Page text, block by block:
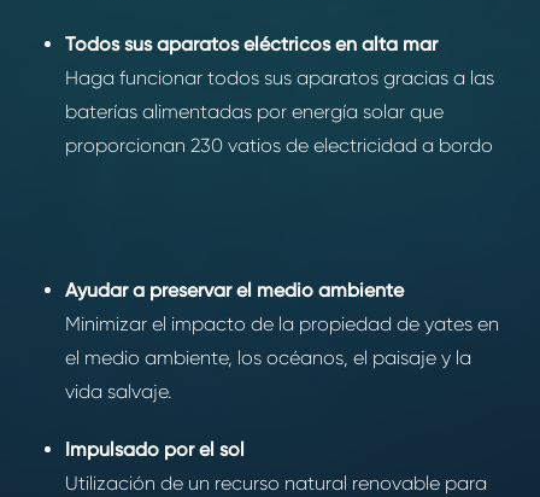
Todos sus aparatos eléctricos en alta mar
Haga funcionar todos sus aparatos gracias a las
baterías alimentadas por energía solar que
proporcionan 230 vatios de electricidad a bordo
Ayudar a preservar el medio ambiente
Minimizar el impacto de la propiedad de yates en
el medio ambiente, los océanos, el paisaje y la
vida salvaje.
Impulsado por el sol
Utilización de un recurso natural renovable para